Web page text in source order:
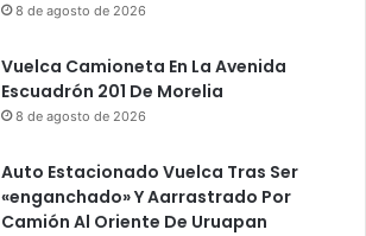
8 de agosto de 2026
Vuelca Camioneta En La Avenida
Escuadrón 201 De Morelia
8 de agosto de 2026
Auto Estacionado Vuelca Tras Ser
«enganchado» Y Aarrastrado Por
Camión Al Oriente De Uruapan